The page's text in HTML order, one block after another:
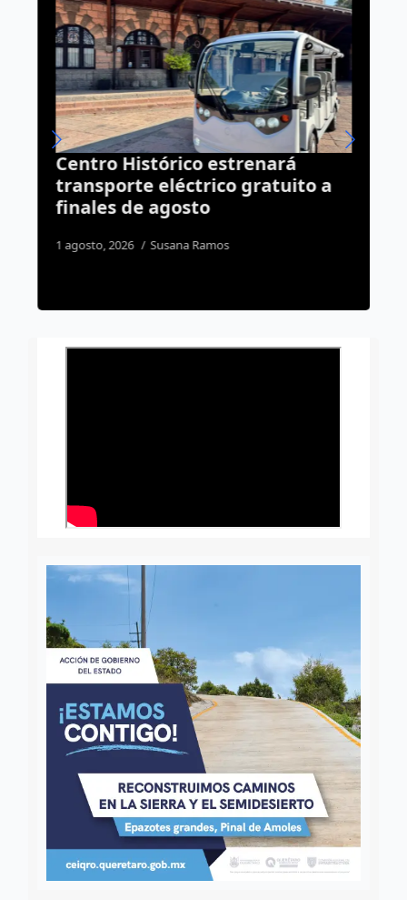
Centro Histórico estrenará
transporte eléctrico gratuito a
finales de agosto
1 agosto, 2026 Susana Ramos